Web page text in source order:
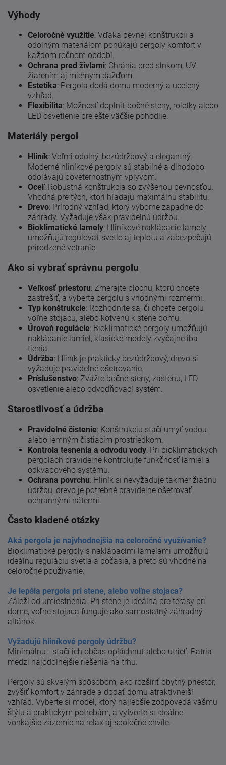
Výhody
Celoročné využitie: Vďaka pevnej konštrukcii a
odolným materiálom ponúkajú pergoly komfort v
každom ročnom období.
Ochrana pred živlami: Chránia pred slnkom, UV
žiarením aj miernym dažďom.
Estetika: Pergola dodá domu moderný a ucelený
vzhľad.
Flexibilita: Možnosť doplniť bočné steny, roletky alebo
LED osvetlenie pre ešte väčšie pohodlie.
Materiály pergol
Hliník: Veľmi odolný, bezúdržbový a elegantný.
Moderné hliníkové pergoly sú stabilné a dlhodobo
odolávajú poveternostným vplyvom.
Oceľ: Robustná konštrukcia so zvýšenou pevnosťou.
Vhodná pre tých, ktorí hľadajú maximálnu stabilitu.
Drevo: Prírodný vzhľad, ktorý výborne zapadne do
záhrady. Vyžaduje však pravidelnú údržbu.
Bioklimatické lamely: Hliníkové naklápacie lamely
umožňujú regulovať svetlo aj teplotu a zabezpečujú
prirodzené vetranie.
Ako si vybrať správnu pergolu
Veľkosť priestoru: Zmerajte plochu, ktorú chcete
zastrešiť, a vyberte pergolu s vhodnými rozmermi.
Typ konštrukcie: Rozhodnite sa, či chcete pergolu
voľne stojacu, alebo kotvenú k stene domu.
Úroveň regulácie: Bioklimatické pergoly umožňujú
naklápanie lamiel, klasické modely zvyčajne iba
tienia.
Údržba: Hliník je prakticky bezúdržbový, drevo si
vyžaduje pravidelné ošetrovanie.
Príslušenstvo: Zvážte bočné steny, zástenu, LED
osvetlenie alebo odvodňovací systém.
Starostlivosť a údržba
Pravidelné čistenie: Konštrukciu stačí umyť vodou
alebo jemným čistiacim prostriedkom.
Kontrola tesnenia a odvodu vody: Pri bioklimatických
pergolách pravidelne kontrolujte funkčnosť lamiel a
odkvapového systému.
Ochrana povrchu: Hliník si nevyžaduje takmer žiadnu
údržbu, drevo je potrebné pravidelne ošetrovať
ochrannými nátermi.
Často kladené otázky
Aká pergola je najvhodnejšia na celoročné využívanie?
Bioklimatické pergoly s naklápacími lamelami umožňujú
ideálnu reguláciu svetla a počasia, a preto sú vhodné na
celoročné používanie.
Je lepšia pergola pri stene, alebo voľne stojaca?
Záleží od umiestnenia. Pri stene je ideálna pre terasy pri
dome, voľne stojaca funguje ako samostatný záhradný
altánok.
Vyžadujú hliníkové pergoly údržbu?
Minimálnu - stačí ich občas opláchnuť alebo utrieť. Patria
medzi najodolnejšie riešenia na trhu.
Pergoly sú skvelým spôsobom, ako rozšíriť obytný priestor,
zvýšiť komfort v záhrade a dodať domu atraktívnejší
vzhľad. Vyberte si model, ktorý najlepšie zodpovedá vášmu
štýlu a praktickým potrebám, a vytvorte si ideálne
vonkajšie zázemie na relax aj spoločné chvíle.